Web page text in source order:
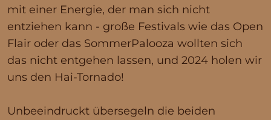
mit einer Energie, der man sich nicht
entziehen kann - große Festivals wie das Open
Flair oder das SommerPalooza wollten sich
das nicht entgehen lassen, und 2024 holen wir
uns den Hai-Tornado!
Unbeeindruckt übersegeln die beiden